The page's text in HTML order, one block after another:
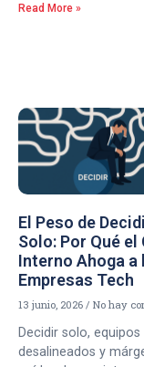
Read More »
El Peso de
Solo: Por Qué el
Interno Ahoga a
Empresas Tech
13 junio, 2026 No hay
Decidir solo, equipos
desalineados y